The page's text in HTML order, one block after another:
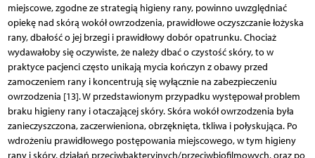
miejscowe, zgodne ze strategią higieny rany, powinno uwzględniać
opiekę nad skórą wokół owrzodzenia, prawidłowe oczyszczanie łożyska
rany, dbałość o jej brzegi i prawidłowy dobór opatrunku. Chociaż
wydawałoby się oczywiste, że należy dbać o czystość skóry, to w
praktyce pacjenci często unikają mycia kończyn z obawy przed
zamoczeniem rany i koncentrują się wyłącznie na zabezpieczeniu
owrzodzenia [13]. W przedstawionym przypadku występował problem
braku higieny rany i otaczającej skóry. Skóra wokół owrzodzenia była
zanieczyszczona, zaczerwieniona, obrzęknięta, tkliwa i połyskująca. Po
wdrożeniu prawidłowego postępowania miejscowego, w tym higieny
rany i skóry, działań przeciwbakteryjnych/przeciwbiofilmowych, oraz po